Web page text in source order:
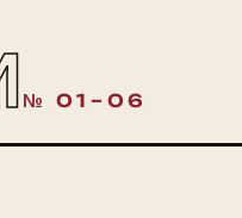
№ 01–06